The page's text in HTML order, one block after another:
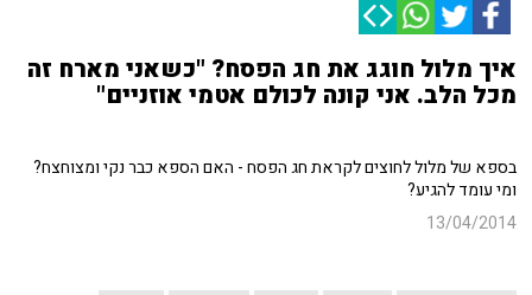
איך מלול חוגג את חג הפסח? "כשאני מארח זה
מכל הלב. אני קונה לכולם אטמי אוזניים"
בספא של מלול לחוצים לקראת חג הפסח - האם הספא כבר נקי ומצוחצח?
ומי עומד להגיע?
13/04/2014